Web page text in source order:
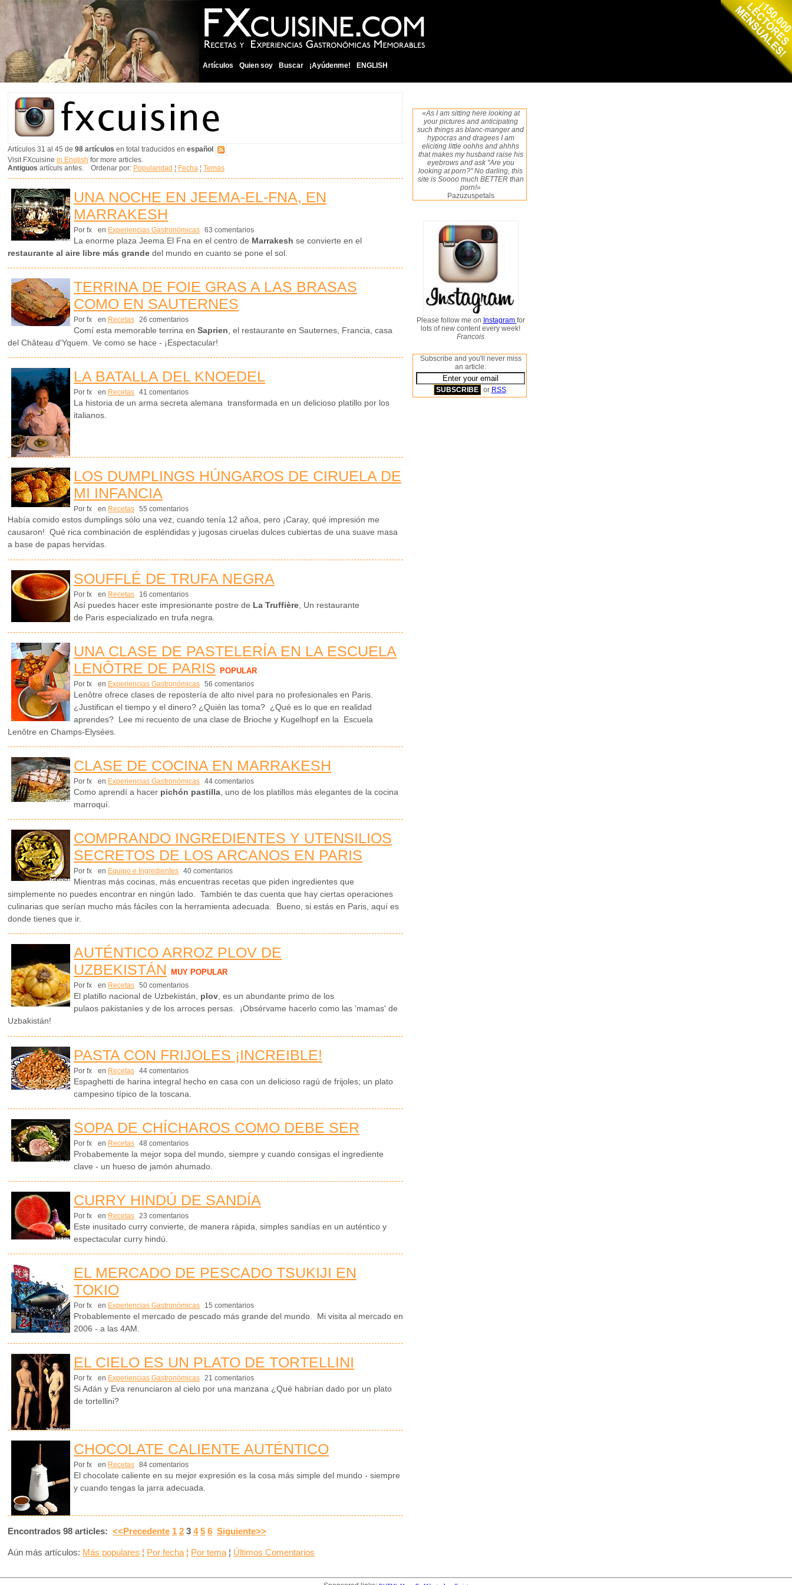
Artículos Quien soy Buscar ¡Ayúdenme! ENGLISH
Artículos 31 al 45 de 98 artículos en total traducidos en español
Visit FXcuisine in English for more articles.
Antiguos artículs antes. Ordenar por: Popularidad ¦ Fecha ¦ Temas
UNA NOCHE EN JEEMA-EL-FNA, EN
MARRAKESH
Por fx en Experiencias Gastronómicas 63 comentarios
La enorme plaza Jeema El Fna en el centro de Marrakesh se convierte en el
restaurante al aire libre más grande del mundo en cuanto se pone el sol.
TERRINA DE FOIE GRAS A LAS BRASAS
COMO EN SAUTERNES
Por fx en Recetas 26 comentarios
Comí esta memorable terrina en Saprien, el restaurante en Sauternes, Francia, casa
del Château d'Yquem. Ve como se hace - ¡Espectacular!
LA BATALLA DEL KNOEDEL
Por fx en Recetas 41 comentarios
La historia de un arma secreta alemana transformada en un delicioso platillo por los
italianos.
LOS DUMPLINGS HÚNGAROS DE CIRUELA DE
MI INFANCIA
Por fx en Recetas 55 comentarios
Había comido estos dumplings sólo una vez, cuando tenía 12 añoa, pero ¡Caray, qué impresión me
causaron! Qué rica combinación de espléndidas y jugosas ciruelas dulces cubiertas de una suave masa
a base de papas hervidas.
SOUFFLÉ DE TRUFA NEGRA
Por fx en Recetas 16 comentarios
Así puedes hacer este impresionante postre de La Truffière , Un restaurante
de Paris especializado en trufa negra.
UNA CLASE DE PASTELERÍA EN LA ESCUELA
LENÔTRE DE PARIS
POPULAR
Por fx en Experiencias Gastronómicas 56 comentarios
Lenôtre ofrece clases de repostería de alto nivel para no profesionales en Paris.
¿Justifican el tiempo y el dinero? ¿Quién las toma? ¿Qué es lo que en realidad
aprendes? Lee mi recuento de una clase de Brioche y Kugelhopf en la Escuela
Lenôtre en Champs-Elysées.
CLASE DE COCINA EN MARRAKESH
Por fx en Experiencias Gastronómicas 44 comentarios
Como aprendí a hacer pichón pastilla , uno de los platillos más elegantes de la cocina
marroquí.
COMPRANDO INGREDIENTES Y UTENSILIOS
SECRETOS DE LOS ARCANOS EN PARIS
Por fx en Equipo e Ingredientes 40 comentarios
Mientras más cocinas, más encuentras recetas que piden ingredientes que
simplemente no puedes encontrar en ningún lado. También te das cuenta que hay ciertas operaciones
culinarias que serían mucho más fáciles con la herramienta adecuada. Bueno, si estás en Paris, aquí es
donde tienes que ir.
AUTÉNTICO ARROZ PLOV DE
UZBEKISTÁN
MUY POPULAR
Por fx en Recetas 50 comentarios
El platillo nacional de Uzbekistán, plov, es un abundante primo de los
pulaos pakistaníes y de los arroces persas. ¡Obsérvame hacerlo como las 'mamas' de
Uzbakistán!
PASTA CON FRIJOLES ¡INCREIBLE!
Por fx en Recetas 44 comentarios
Espaghetti de harina integral hecho en casa con un delicioso ragú de frijoles; un plato
campesino típico de la toscana.
SOPA DE CHÍCHAROS COMO DEBE SER
Por fx en Recetas 48 comentarios
Probabemente la mejor sopa del mundo, siempre y cuando consigas el ingrediente
clave - un hueso de jamón ahumado.
CURRY HINDÚ DE SANDÍA
Por fx en Recetas 23 comentarios
Este inusitado curry convierte, de manera rápida, simples sandías en un auténtico y
espectacular curry hindú.
EL MERCADO DE PESCADO TSUKIJI EN
TOKIO
Por fx en Experiencias Gastronómicas 15 comentarios
Probablemente el mercado de pescado más grande del mundo. Mi visita al mercado en
2006 - a las 4AM.
EL CIELO ES UN PLATO DE TORTELLINI
Por fx en Experiencias Gastronómicas 21 comentarios
Si Adán y Eva renunciaron al cielo por una manzana ¿Qué habrían dado por un plato
de tortellini?
CHOCOLATE CALIENTE AUTÉNTICO
Por fx en Recetas 84 comentarios
El chocolate caliente en su mejor expresión es la cosa más simple del mundo - siempre
y cuando tengas la jarra adecuada.
Encontrados 98 articles: <<Precedente 1 2 3 4 5 6 Siguiente>>
Aún más artículos: Más populares ¦ Por fecha¦ Por tema¦ Últimos Comentarios
«As I am sitting here looking at
your pictures and anticipating
such things as blanc-manger and
hypocras and dragees I am
eliciting little oohhs and ahhhs
that makes my husband raise his
eyebrows and ask "Are you
looking at porn?" No darling, this
site is Soooo much BETTER than
porn!»
Pazuzuspetals
Please follow me on Instagram for
lots of new content every week!
Francois
Subscribe and you'll never miss
an article:
or RSS.